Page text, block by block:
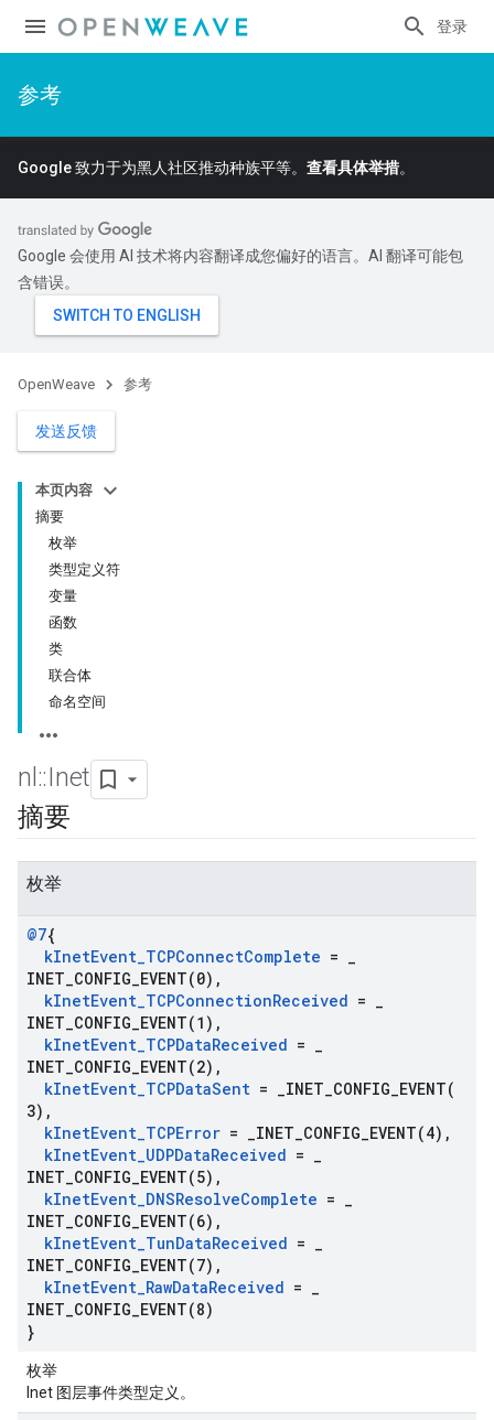
登录
参考
Google 致力于为黑人社区推动种族平等。 查看具体举措。
Google 会使用 AI 技术将内容翻译成您偏好的语言。AI 翻译可能包
含错误。
OpenWeave 参考
发送反馈
本页内容
摘要
枚举
类型定义符
变量
函数
类
联合体
命名空间
nl ::Inet
摘要
枚举
@7{
kInetEvent_TCPConnectComplete =
INET_CONFIG_EVENT(0) ,
kInetEvent_TCPConnectionReceived =
INET_CONFIG_EVENT(1) ,
kInetEvent_TCPDataReceived =
INET_CONFIG_EVENT(2) ,
kInetEvent_TCPDataSent =
INET_CONFIG_EVENT(
3) ,
kInetEvent_TCPError = INET_CONFIG_EVENT(4) ,
kInetEvent_UDPDataReceived =
INET_CONFIG_EVENT(5) ,
kInetEvent_DNSResolveComplete =
INET_CONFIG_EVENT(6) ,
kInetEvent_TunDataReceived =
INET_CONFIG_EVENT(7) ,
kInetEvent_RawDataReceived =
INET_CONFIG_EVENT(8)
}
枚举
Inet 图层事件类型定义。